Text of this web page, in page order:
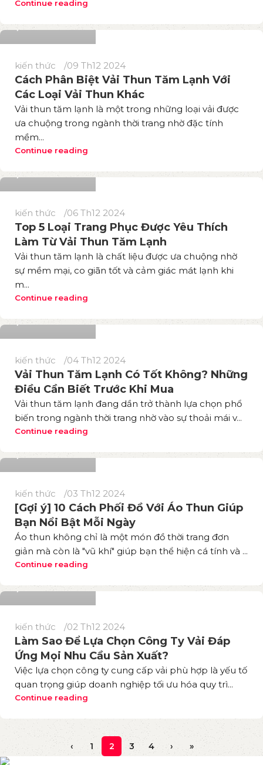
Continue reading
548
kiến thức 09 Th12 2024
Cách Phân Biệt Vải Thun Tăm Lạnh Với
Các Loại Vải Thun Khác
Vải thun tăm lạnh là một trong những loại vải được
ưa chuộng trong ngành thời trang nhờ đặc tính
mềm...
Continue reading
588
kiến thức 06 Th12 2024
Top 5 Loại Trang Phục Được Yêu Thích
Làm Từ Vải Thun Tăm Lạnh
Vải thun tăm lạnh là chất liệu được ưa chuộng nhờ
sự mềm mại, co giãn tốt và cảm giác mát lạnh khi
m...
Continue reading
605
kiến thức 04 Th12 2024
Vải Thun Tăm Lạnh Có Tốt Không? Những
Điều Cần Biết Trước Khi Mua
Vải thun tăm lạnh đang dần trở thành lựa chọn phổ
biến trong ngành thời trang nhờ vào sự thoải mái v...
Continue reading
Phương Thuý
kiến thức 03 Th12 2024
[Gợi ý] 10 Cách Phối Đồ Với Áo Thun Giúp
Bạn Nổi Bật Mỗi Ngày
Áo thun không chỉ là một món đồ thời trang đơn
giản mà còn là "vũ khí" giúp bạn thể hiện cá tính và ...
Continue reading
Phương Thuý
kiến thức 02 Th12 2024
Làm Sao Để Lựa Chọn Công Ty Vải Đáp
Ứng Mọi Nhu Cầu Sản Xuất?
Việc lựa chọn công ty cung cấp vải phù hợp là yếu tố
quan trọng giúp doanh nghiệp tối ưu hóa quy trì...
Continue reading
‹ 1 2 3 4 › »